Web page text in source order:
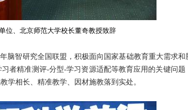
位、北京师范大学校长董奇教授致辞
智研究全国联盟，积极面向国家基础教育重大需求和
者精准测评-分型-学习资源适配等教育应用的关键问题
学相长、精准教学、因材施教落到实处。